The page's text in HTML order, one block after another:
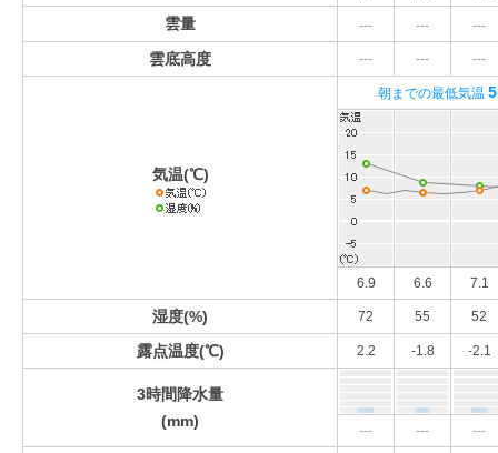
雲量 --- --- ---
雲底高度 --- --- ---
気温(℃)
朝までの最低気温
6.9 6.6 7.1
湿度(%) 72 55 52
露点温度(℃) 2.2 -1.8 -2.1
3時間降水量
(mm)
--- --- ---